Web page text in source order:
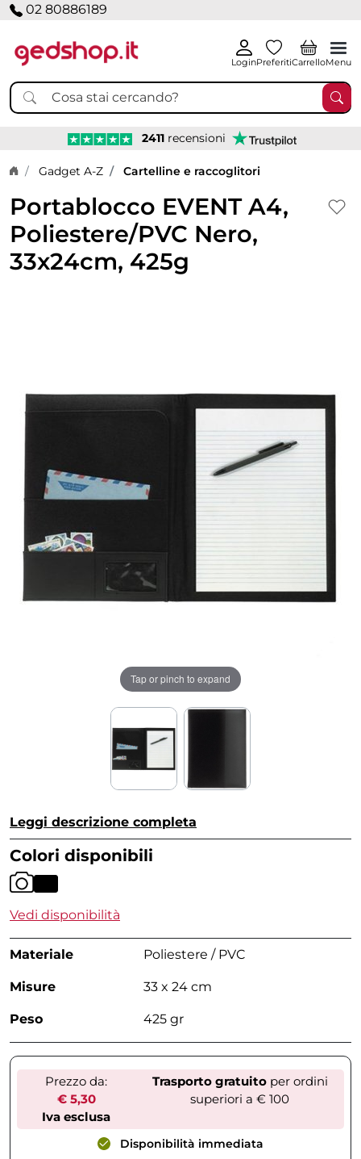
02 80886189
LoginPreferitiCarrelloMenu
2411 recensioni
Home page
Gadget A-Z Cartelline e raccoglitori
Portablocco EVENT A4,
Poliestere/PVC Nero,
33x24cm, 425g
Tap or pinch to expand
Leggi descrizione completa
Colori disponibili
Vedi disponibilità
Materiale Poliestere / PVC
Misure 33 x 24 cm
Peso 425 gr
Prezzo da:
€ 5,30
Iva esclusa
Trasporto gratuitoper ordini
superiori a € 100
Disponibilità immediata